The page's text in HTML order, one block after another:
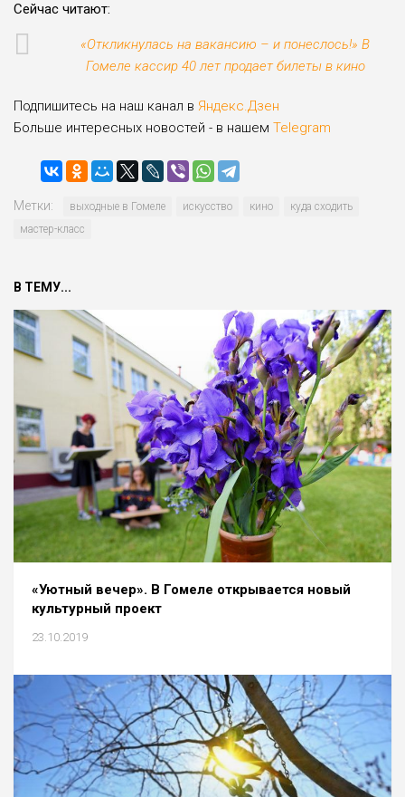
Сейчас читают:
«Откликнулась на вакансию – и понеслось!» В
Гомеле кассир 40 лет продает билеты в кино
Подпишитесь на наш канал в Яндекс.Дзен
Больше интересных новостей - в нашем Telegram
Метки: выходные в Гомеле искусство кино
куда сходить
мастер-класс
В ТЕМУ...
«Уютный вечер». В Гомеле открывается новый
культурный проект
23.10.2019